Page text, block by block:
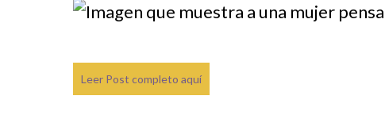
Leer Post completo aquí